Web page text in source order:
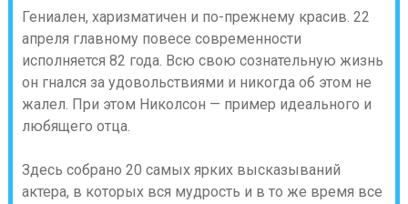
Гениален, харизматичен и по-прежнему красив. 22
апреля главному повесе современности
исполняется 82 года. Всю свою сознательную жизнь
он гнался за удовольствиями и никогда об этом не
жалел. При этом Николсон — пример идеального и
любящего отца.
Здесь собрано 20 самых ярких высказываний
актера, в которых вся мудрость и в то же время все